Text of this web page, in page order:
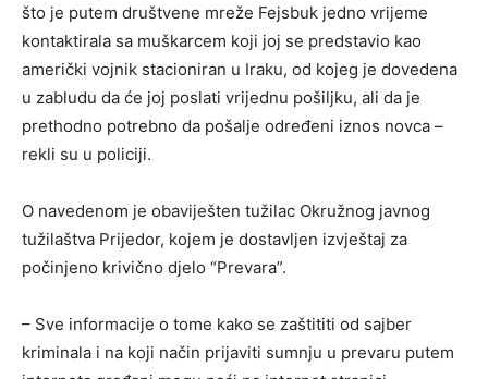
što je putem društvene mreže Fejsbuk jedno vrijeme
kontaktirala sa muškarcem koji joj se predstavio kao
američki vojnik stacioniran u Iraku, od kojeg je dovedena
u zabludu da će joj poslati vrijednu pošiljku, ali da je
prethodno potrebno da pošalje određeni iznos novca –
rekli su u policiji.
O navedenom je obaviješten tužilac Okružnog javnog
tužilaštva Prijedor, kojem je dostavljen izvještaj za
počinjeno krivično djelo “Prevara”.
– Sve informacije o tome kako se zaštititi od sajber
kriminala i na koji način prijaviti sumnju u prevaru putem